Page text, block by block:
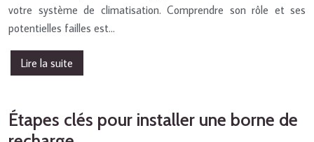
votre système de climatisation. Comprendre son rôle et ses
potentielles failles est…
Lire la suite
Étapes clés pour installer une borne de